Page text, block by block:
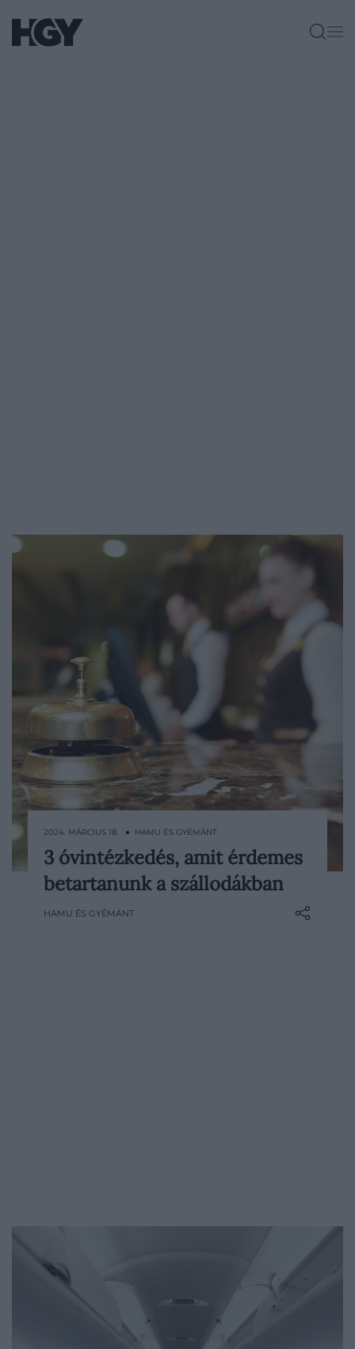
Bár a legtöbb szállodai tartózkodás nem
szokott különösebb gonddal járni, van
2024. MÁRCIUS 18. ● HAMU ÉS GYÉMÁNT
3 óvintézkedés, amit érdemes
betartanunk a szállodákban
HAMU ÉS GYÉMÁNT